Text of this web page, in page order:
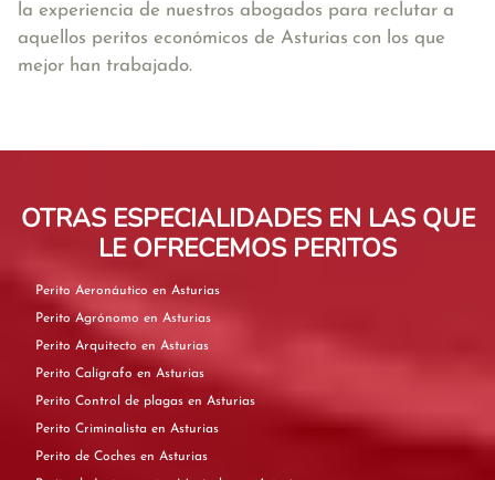
la experiencia de nuestros abogados para reclutar a
aquellos peritos económicos de Asturias con los que
mejor han trabajado.
OTRAS ESPECIALIDADES EN LAS QUE
LE OFRECEMOS PERITOS
Perito Aeronáutico en Asturias
Perito Agrónomo en Asturias
Perito Arquitecto en Asturias
Perito Calígrafo en Asturias
Perito Control de plagas en Asturias
Perito Criminalista en Asturias
Perito de Coches en Asturias